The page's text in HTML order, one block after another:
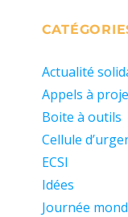
Actualité
Appels à
Boite à outils
Cellule
ECSI
Idées
Journée